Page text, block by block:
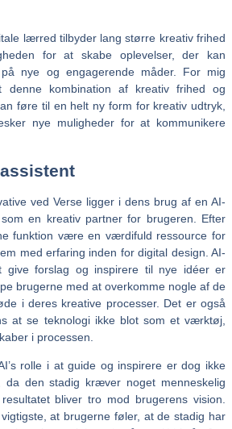
lærred tilbyder lang større kreativ frihed
for at skabe oplevelser, der kan
nye og engagerende måder. For mig
kombination af kreativ frihed og
føre til en helt ny form for kreativ udtryk,
nye muligheder for at kommunikere
ved Verse ligger i dens brug af en AI-
en kreativ partner for brugeren. Efter
funktion være en værdifuld ressource for
med erfaring inden for digital design. AI-
give forslag og inspirere til nye idéer er
brugerne med at overkomme nogle af de
i deres kreative processer. Det er også
at se teknologi ikke blot som et værktøj,
i processen.
rolle i at guide og inspirere er dog ikke
da den stadig kræver noget menneskelig
bliver tro mod brugerens vision.
at brugerne føler, at de stadig har